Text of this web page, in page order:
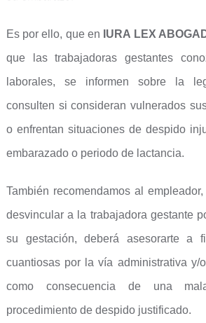
Es por ello, que en IURA LEX
que las trabajadoras gestantes
laborales, se informen sobre la
consulten si consideran vulnerados
o enfrentan situaciones de despido
embarazado o periodo de lactancia.
También recomendamos al
desvincular a la trabajadora gestante
su gestación, deberá asesorarte a
cuantiosas por la vía administrativa y/
como consecuencia de una
procedimiento de despido justificado.